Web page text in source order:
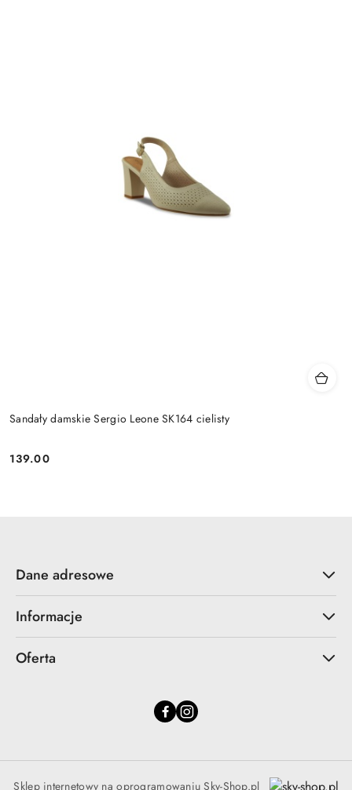
Sandały damskie Sergio Leone SK164 cielisty
Cena:
139.00
Dane adresowe
Informacje
Oferta
Sklep internetowy na oprogramowaniu Sky-Shop.pl